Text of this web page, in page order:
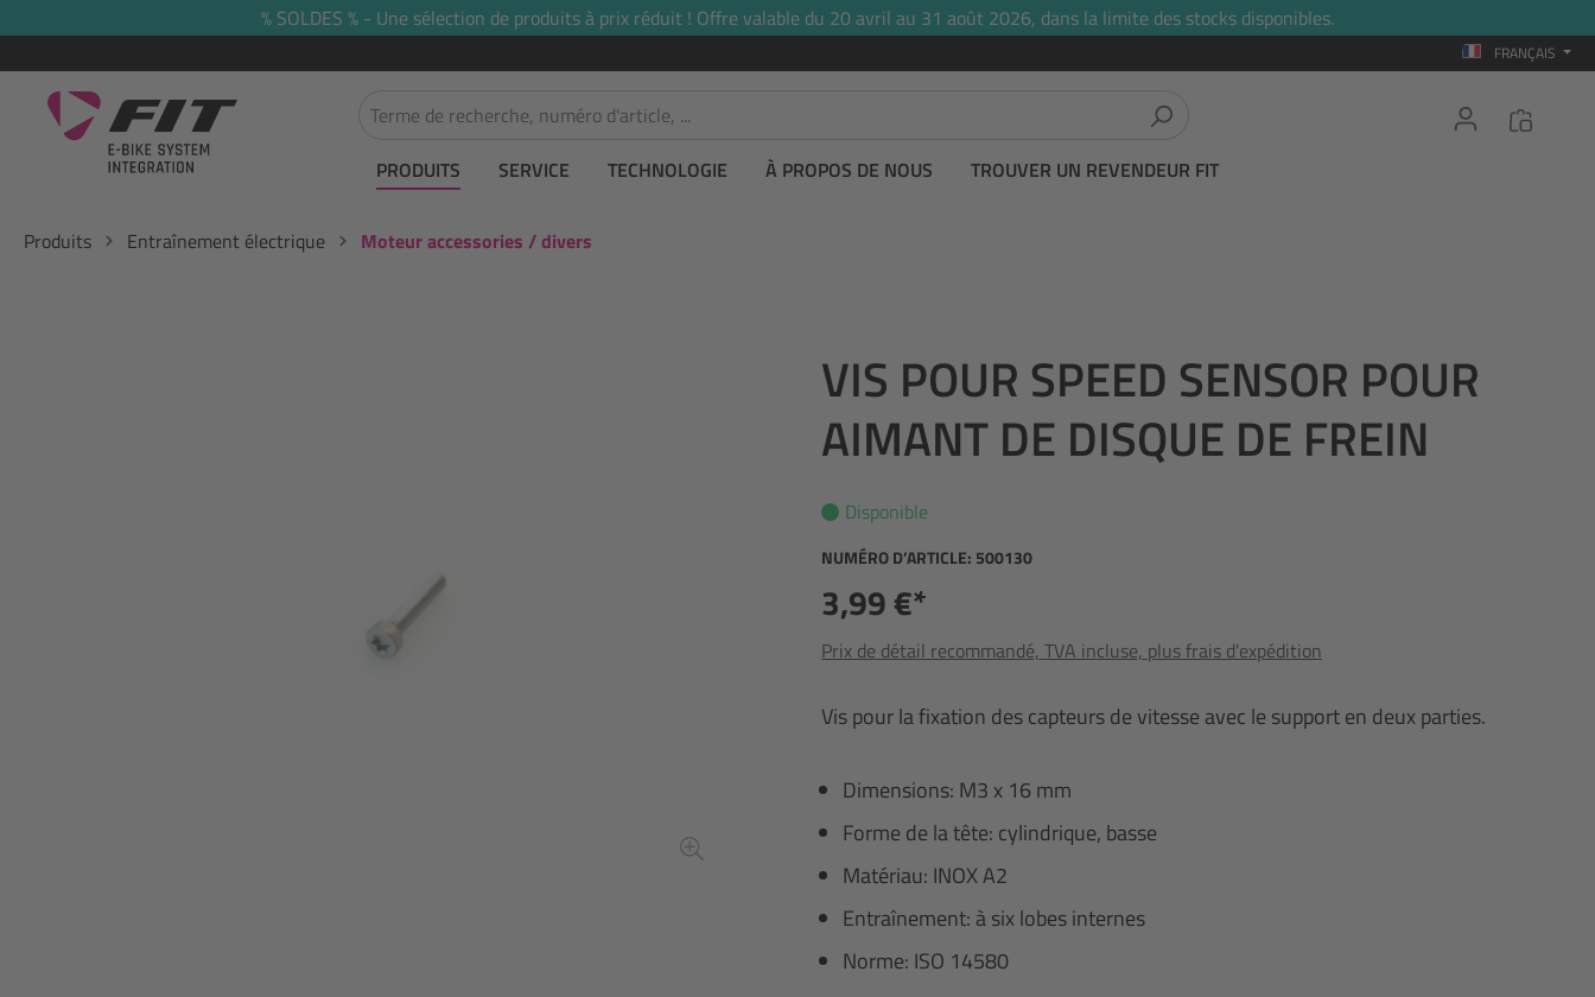
Passer à la navigation principale% SOLDES % - Une sélection de produits à prix réduit ! Offre valable du 20 avril au 31 août 2026, dans la limite des stocks disponibles.
FRANÇAIS
PRODUITS SERVICE TECHNOLOGIE À PROPOS DE NOUS TROUVER UN REVENDEUR FIT
Produits Entraînement électrique Moteur accessories / divers
VIS POUR SPEED SENSOR POUR
AIMANT DE DISQUE DE FREIN
Disponible
NUMÉRO D’ARTICLE: 500130
3,99 €*
Prix de détail recommandé, TVA incluse, plus frais d'expédition
Vis pour la fixation des capteurs de vitesse avec le support en deux parties.
Dimensions: M3 x 16 mm
Forme de la tête: cylindrique, basse
Matériau: INOX A2
Entraînement: à six lobes internes
Norme: ISO 14580